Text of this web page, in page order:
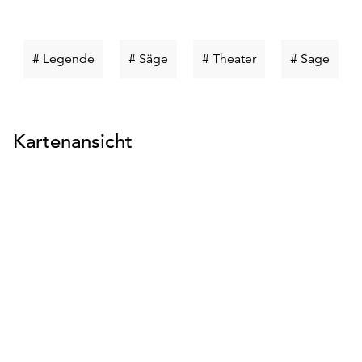
# Legende Schlüsselwort
# Säge Schlüsselwort
# TheaterSchlüsselwort
# Sage
Kartenansicht